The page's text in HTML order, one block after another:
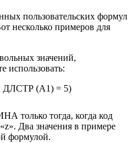
пользовательских формул
несколько примеров для
значений,
использовать:
(A1) = 5)
только тогда, когда код
Два значения в примере
формулой.